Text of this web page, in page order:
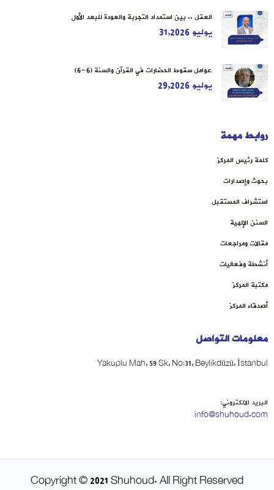
العقل .. بين استمداد التجربة والعودة للبعد الأول
يوليو 31,2026
عوامل سقوط الحضارات في القرآن والسنة (6-6)
يوليو 29,2026
روابط مهمة
كلمة رئيس المركز
بحوث وإصدارات
استشراف المستقبل
السنن الإلهية
مقالات ومراجعات
أنشطة وفعاليات
مكتبة المركز
أصدقاء المركز
معلومات التواصل
Yakuplu Mah, 59 Sk, No:31, Beylikdüzü, İstanbul
البريد الالكتروني:
info@shuhoud.com
Copyright © 2021 Shuhoud. All Right Reserved